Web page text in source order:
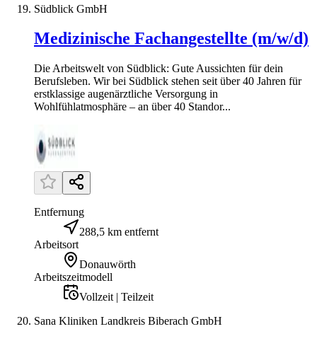
Südblick GmbH
Medizinische Fachangestellte (m/w/d)
Die Arbeitswelt von Südblick: Gute Aussichten für dein
Berufsleben. Wir bei Südblick stehen seit über 40 Jahren für
erstklassige augenärztliche Versorgung in
Wohlfühlatmosphäre – an über 40 Standor...
Entfernung
288,5 km entfernt
Arbeitsort
Donauwörth
Arbeitszeitmodell
Vollzeit | Teilzeit
Sana Kliniken Landkreis Biberach GmbH